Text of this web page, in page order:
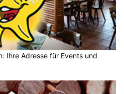
Ihre Adresse für Events und